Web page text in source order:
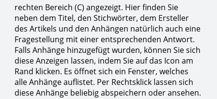
rechten Bereich (C) angezeigt. Hier finden Sie
neben dem Titel, den Stichwörter, dem Ersteller
des Artikels und den Anhängen natürlich auch eine
Fragestellung mit einer entsprechenden Antwort.
Falls Anhänge hinzugefügt wurden, können Sie sich
diese Anzeigen lassen, indem Sie auf das Icon am
Rand klicken. Es öffnet sich ein Fenster, welches
alle Anhänge auflistet. Per Rechtsklick lassen sich
diese Anhänge beliebig abspeichern oder ansehen.